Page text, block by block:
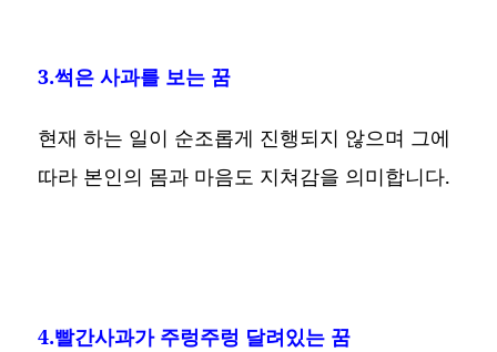
3.썩은 사과를 보는 꿈
현재 하는 일이 순조롭게 진행되지 않으며 그에
따라 본인의 몸과 마음도 지쳐감을 의미합니다.
4.빨간사과가 주렁주렁 달려있는 꿈